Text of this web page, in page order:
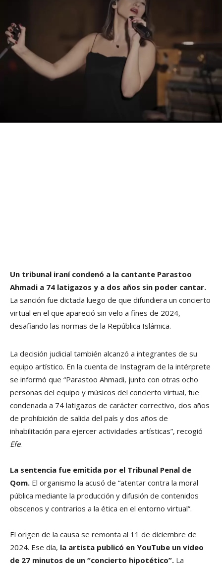
Un tribunal iraní condenó a la cantante Parastoo
Ahmadi a 74 latigazos y a dos años sin poder cantar.
La sanción fue dictada luego de que difundiera un concierto
virtual en el que apareció sin velo a fines de 2024,
desafiando las normas de la República Islámica.
La decisión judicial también alcanzó a integrantes de su
equipo artístico. En la cuenta de Instagram de la intérprete
se informó que “Parastoo Ahmadi, junto con otras ocho
personas del equipo y músicos del concierto virtual, fue
condenada a 74 latigazos de carácter correctivo, dos años
de prohibición de salida del país y dos años de
inhabilitación para ejercer actividades artísticas”, recogió
Efe.
La sentencia fue emitida por el Tribunal Penal de
Qom. El organismo la acusó de “atentar contra la moral
pública mediante la producción y difusión de contenidos
obscenos y contrarios a la ética en el entorno virtual”.
El origen de la causa se remonta al 11 de diciembre de
2024. Ese día, la artista publicó en YouTube un video
de 27 minutos de un “concierto hipotético”. La